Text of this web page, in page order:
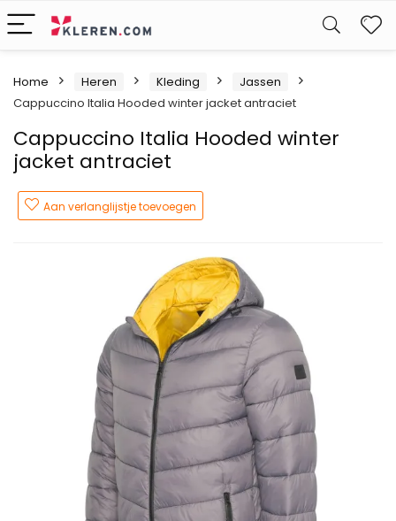
Home Heren Kleding
Jassen
Cappuccino Italia Hooded winter jacket antraciet
Cappuccino Italia Hooded winter
jacket antraciet
Aan verlanglijstje toevoegen